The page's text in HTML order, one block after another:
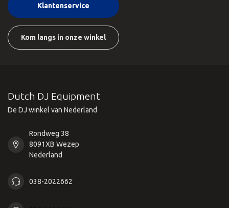
Klantenservice
Kom langs in onze winkel
Dutch DJ Equipment
De DJ winkel van Nederland
Rondweg 38
8091XB Wezep
Nederland
038-2022662